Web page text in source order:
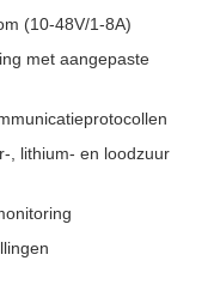
(10-48V/1-8A)
met aangepaste
, lithium- en loodzuur